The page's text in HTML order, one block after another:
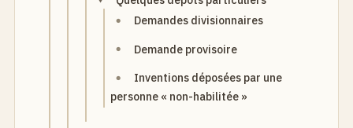
Demandes divisionnaires
Demande provisoire
Inventions déposées par une
personne « non-habilitée »